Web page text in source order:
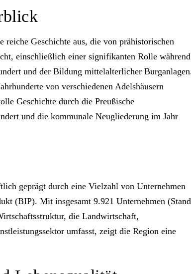
reiche Geschichte aus, die von prähistorischen
einschließlich einer signifikanten Rolle während
und der Bildung mittelalterlicher
von verschiedenen Adelshäusern
Geschichte durch die Preußische
und die kommunale Neugliederung im Jahr
geprägt durch eine Vielzahl von Unternehmen
(BIP). Mit insgesamt 9.921 Unternehmen
die Landwirtschaft,
umfasst, zeigt die Region eine